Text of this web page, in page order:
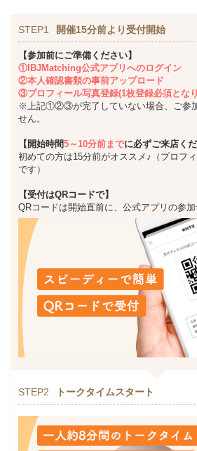
STEP1 開催15分前より受付開始
【参加前にご準備ください】
①IBJMatching公式アプリへのログイン
②本人確認書類の事前アップロード
③プロフィール写真登録(1枚登録必須とな
※上記①②③が完了していない場合、ご参
せん。
【開始時間5～10分前までに必ずご来店くだ
初めての方は15分前がオススメ♪（プロフ
です）
【受付はQRコードで】
QRコードは開始直前に、公式アプリの参
STEP2 トークタイムスタート